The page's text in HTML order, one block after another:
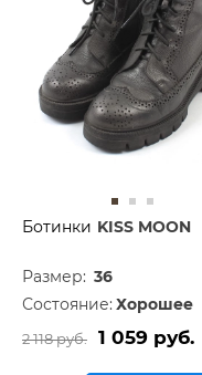
Ботинки KISS MOON
Размер: 36
Состояние: Хорошее
2 118 руб. 1 059 руб.